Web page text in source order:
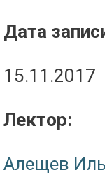
Дата
15.11.2017
Лектор:
Алещев